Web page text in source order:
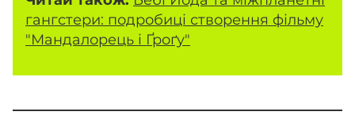
гангстери: подробиці створення фільму
"Мандалорець і Ґроґу"